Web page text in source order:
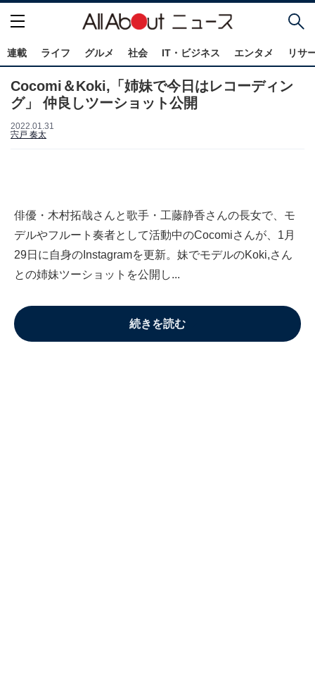
連載 ライフ グルメ 社会 IT・ビジネス エンタメ リサ
Cocomi＆Koki,「姉妹で今日はレコーディン
グ」 仲良しツーショット公開
2022.01.31
宍戸 奏太
俳優・木村拓哉さんと歌手・工藤静香さんの長女で、モ
デルやフルート奏者として活動中のCocomiさんが、1月
29日に自身のInstagramを更新。妹でモデルのKoki,さん
との姉妹ツーショットを公開し...
続きを読む